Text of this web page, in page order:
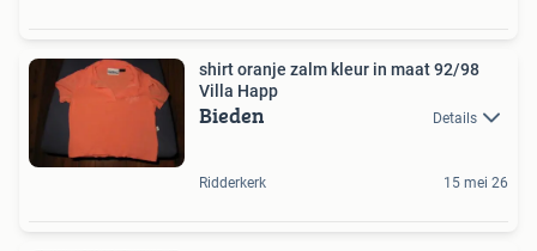
shirt oranje zalm kleur in maat 92/98
Villa Happ
Bieden Details
Ridderkerk 15 mei 26